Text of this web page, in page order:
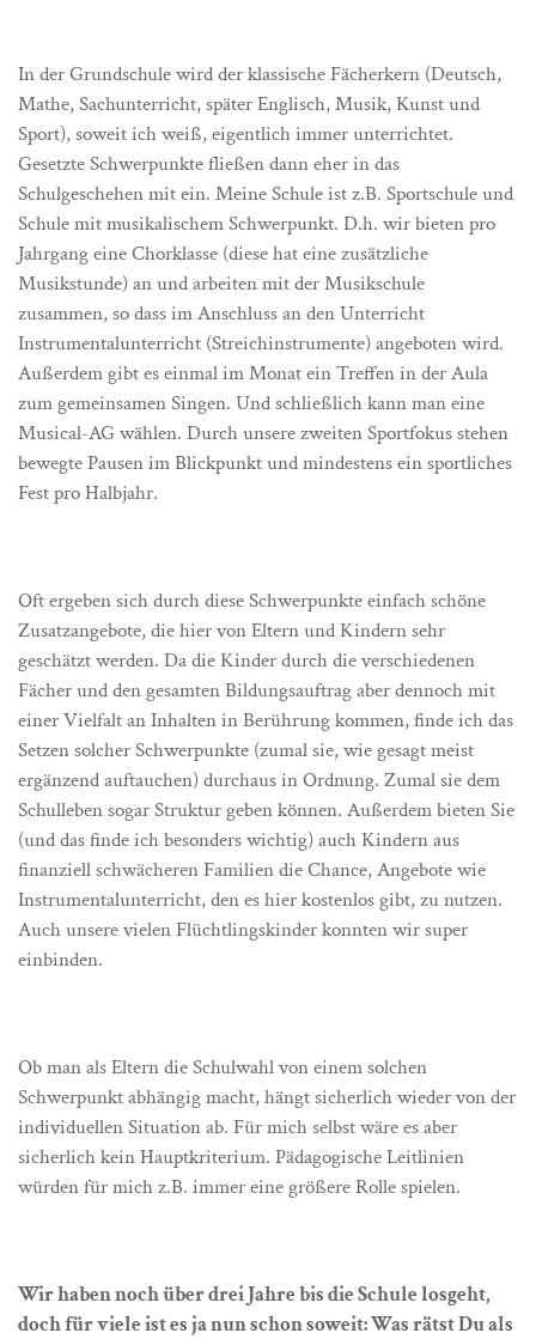
In der Grundschule wird der klassische Fächerkern (Deutsch,
Mathe, Sachunterricht, später Englisch, Musik, Kunst und
Sport), soweit ich weiß, eigentlich immer unterrichtet.
Gesetzte Schwerpunkte fließen dann eher in das
Schulgeschehen mit ein. Meine Schule ist z.B. Sportschule und
Schule mit musikalischem Schwerpunkt. D.h. wir bieten pro
Jahrgang eine Chorklasse (diese hat eine zusätzliche
Musikstunde) an und arbeiten mit der Musikschule
zusammen, so dass im Anschluss an den Unterricht
Instrumentalunterricht (Streichinstrumente) angeboten wird.
Außerdem gibt es einmal im Monat ein Treffen in der Aula
zum gemeinsamen Singen. Und schließlich kann man eine
Musical-AG wählen. Durch unsere zweiten Sportfokus stehen
bewegte Pausen im Blickpunkt und mindestens ein sportliches
Fest pro Halbjahr.
Oft ergeben sich durch diese Schwerpunkte einfach schöne
Zusatzangebote, die hier von Eltern und Kindern sehr
geschätzt werden. Da die Kinder durch die verschiedenen
Fächer und den gesamten Bildungsauftrag aber dennoch mit
einer Vielfalt an Inhalten in Berührung kommen, finde ich das
Setzen solcher Schwerpunkte (zumal sie, wie gesagt meist
ergänzend auftauchen) durchaus in Ordnung. Zumal sie dem
Schulleben sogar Struktur geben können. Außerdem bieten Sie
(und das finde ich besonders wichtig) auch Kindern aus
finanziell schwächeren Familien die Chance, Angebote wie
Instrumentalunterricht, den es hier kostenlos gibt, zu nutzen.
Auch unsere vielen Flüchtlingskinder konnten wir super
einbinden.
Ob man als Eltern die Schulwahl von einem solchen
Schwerpunkt abhängig macht, hängt sicherlich wieder von der
individuellen Situation ab. Für mich selbst wäre es aber
sicherlich kein Hauptkriterium. Pädagogische Leitlinien
würden für mich z.B. immer eine größere Rolle spielen.
Wir haben noch über drei Jahre bis die Schule losgeht,
doch für viele ist es ja nun schon soweit: Was rätst Du als